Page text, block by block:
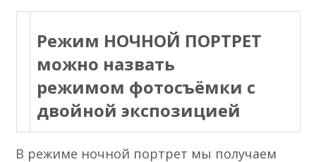
Режим НОЧНОЙ ПОРТРЕТ
можно назвать
режимом фотосъёмки с
двойной экспозицией
В режиме ночной портрет мы получаем